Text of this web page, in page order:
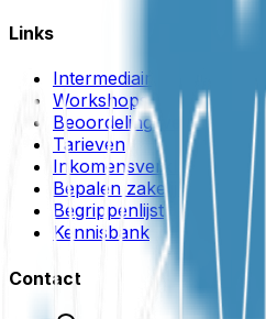
Links
Intermediair
Workshops
Beoordelingsverklaring
Tarieven
Inkomensverklaring
Bepalen zakelijk inkomen
Begrippenlijst
Kennisbank
Contact